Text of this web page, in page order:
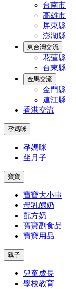
台南市
高雄市
屏東縣
澎湖縣
東台灣交流
花蓮縣
台東縣
金馬交流
金門縣
連江縣
香港交流
孕媽咪
孕媽咪
坐月子
寶寶
寶寶大小事
母乳餵奶
配方奶
寶寶副食品
寶寶用品
親子
兒童成長
學校教育